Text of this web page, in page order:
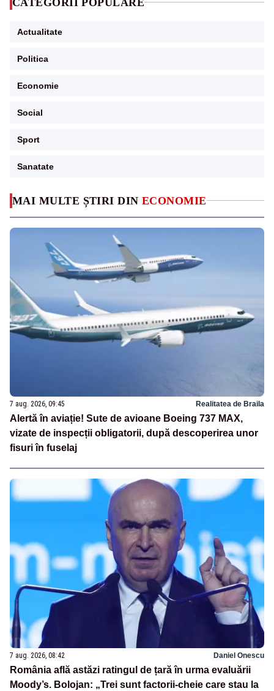
MAI MULTE ȘTIRI DIN ECONOMIE
7 aug. 2026, 09:45 Realitatea de Braila
Alertă în aviație! Sute de avioane Boeing 737 MAX,
vizate de inspecții obligatorii, după descoperirea unor
fisuri în fuselaj
7 aug. 2026, 08:42 Daniel Onescu
România află astăzi ratingul de țară în urma evaluării
Moody’s. Bolojan: „Trei sunt factorii-cheie care stau la
Actualitate
Politica
Economie
Social
Sport
Sanatate